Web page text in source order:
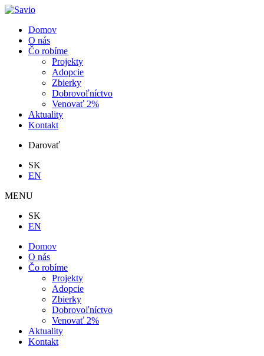
Domov
O nás
Čo robíme
Projekty
Adopcie
Zbierky
Dobrovoľníctvo
Venovať 2%
Aktuality
Kontakt
Darovať
SK
EN
MENU
SK
EN
Domov
O nás
Čo robíme
Projekty
Adopcie
Zbierky
Dobrovoľníctvo
Venovať 2%
Aktuality
Kontakt